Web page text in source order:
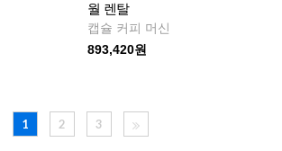
월 렌탈
캡슐 커피 머신
893,420원
1 2 3